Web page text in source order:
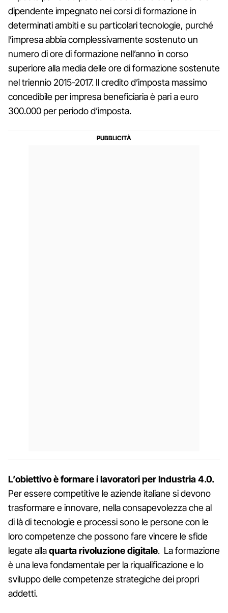
dipendente impegnato nei corsi di formazione in
determinati ambiti e su particolari tecnologie, purché
l’impresa abbia complessivamente sostenuto un
numero di ore di formazione nell’anno in corso
superiore alla media delle ore di formazione sostenute
nel triennio 2015-2017. Il credito d’imposta massimo
concedibile per impresa beneficiaria è pari a euro
300.000 per periodo d’imposta.
L’obiettivo è formare i lavoratori per Industria 4.0.
Per essere competitive le aziende italiane si devono
trasformare e innovare, nella consapevolezza che al
di là di tecnologie e processi sono le persone con le
loro competenze che possono fare vincere le sfide
legate allaquarta rivoluzione digitale. La formazione
è una leva fondamentale per la riqualificazione e lo
sviluppo delle competenze strategiche dei propri
addetti.